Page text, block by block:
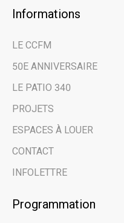
Informations
LE CCFM
50E ANNIVERSAIRE
LE PATIO 340
PROJETS
ESPACES À LOUER
CONTACT
INFOLETTRE
Programmation
Restez
des
grâce à
infolettre.
Email address